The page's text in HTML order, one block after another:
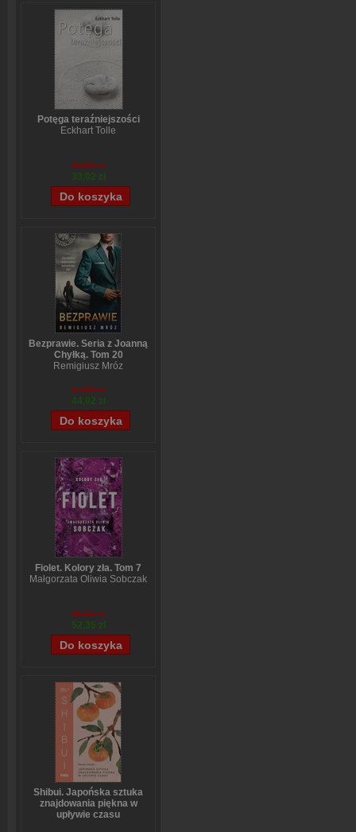
Potęga teraźniejszości
Eckhart Tolle
43,69 zł
33,02 zł
Bezprawie. Seria z Joanną
Chyłką. Tom 20
Remigiusz Mróz
57,60 zł
44,02 zł
Fiolet. Kolory zła. Tom 7
Małgorzata Oliwia Sobczak
65,19 zł
52,35 zł
Shibui. Japońska sztuka
znajdowania piękna w
upływie czasu